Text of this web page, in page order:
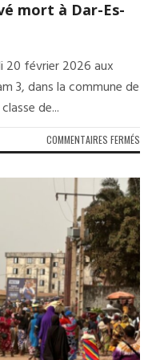
mort à Dar-Es-
20 février 2026 aux
3, dans la commune de
de...
COMMENTAIRES FERMÉS
UN
À
ES-
3